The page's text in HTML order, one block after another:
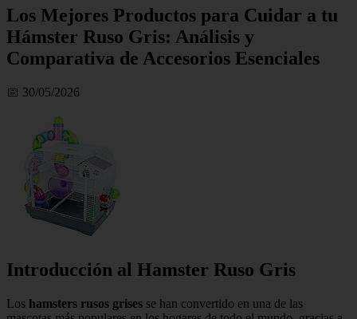
Los Mejores Productos para Cuidar a tu
Hámster Ruso Gris: Análisis y
Comparativa de Accesorios Esenciales
📅 30/05/2026
Introducción al Hamster Ruso Gris
Los hamsters rusos grises se han convertido en una de las